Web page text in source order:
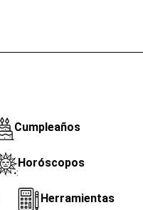
Cumpleaños
Horóscopos
Herramientas